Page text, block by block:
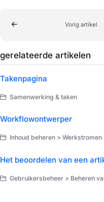
Vorig artikel
gerelateerde artikelen
Takenpagina
Samenwerking & taken
Workflowontwerper
Inhoud beheren > Werkstromen
Het beoordelen van een
Gebruikersbeheer > Beheren